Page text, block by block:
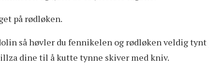
på rødløken.
så høvler du fennikelen og rødløken veldig
dine til å kutte tynne skiver med kniv.